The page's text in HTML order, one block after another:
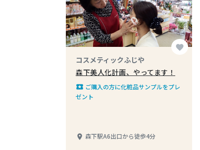
favorite
コスメティックふじや
森下美人化計画、やってます！
local_play ご購入の方に化粧品サンプルをプレ
ゼント
place 森下駅A6出口から徒歩4分